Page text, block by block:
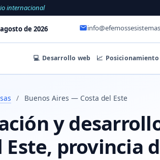
internacional
de 2026
💻 Desarrollo web 📈 Posicionamiento
/ Buenos Aires — Costa del Este
y
Este, provincia